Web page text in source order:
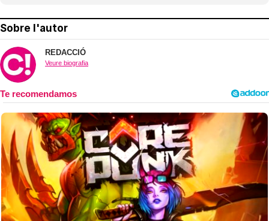
Sobre l'autor
REDACCIÓ
Veure biografia